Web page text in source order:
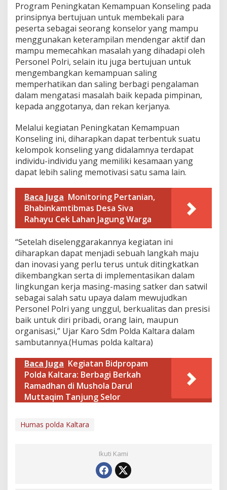
K
o
n
e
l
i
n
g
T
a
h
n
A
n
g
g
a
a
n
2
0
2
.
Program Peningkatan Kemampuan Konseling pada
prinsipnya bertujuan untuk membekali para
peserta sebagai seorang konselor yang mampu
menggunakan keterampilan mendengar aktif dan
mampu memecahkan masalah yang dihadapi oleh
Personel Polri, selain itu juga bertujuan untuk
mengembangkan kemampuan saling
memperhatikan dan saling berbagi pengalaman
dalam mengatasi masalah baik kepada pimpinan,
kepada anggotanya, dan rekan kerjanya.
Melalui kegiatan Peningkatan Kemampuan
Konseling ini, diharapkan dapat terbentuk suatu
kelompok konseling yang didalamnya terdapat
individu-individu yang memiliki kesamaan yang
dapat lebih saling memotivasi satu sama lain.
Baca Juga Monitoring Pertanian,
Bhabinkamtibmas Desa Siva
Rahayu Cek Lahan Jagung Warga
“Setelah diselenggarakannya kegiatan ini
diharapkan dapat menjadi sebuah langkah maju
dan inovasi yang perlu terus untuk ditingkatkan
dikembangkan serta di implementasikan dalam
lingkungan kerja masing-masing satker dan satwil
sebagai salah satu upaya dalam mewujudkan
Personel Polri yang unggul, berkualitas dan presisi
baik untuk diri pribadi, orang lain, maupun
organisasi,” Ujar Karo Sdm Polda Kaltara dalam
sambutannya.(Humas polda kaltara)
Baca Juga Kegiatan Bidpropam
Polda Kaltara: Berbagi Berkah
Ramadhan di Mushola Darul
Muttaqim Tanjung Selor
Humas polda Kaltara
Ikuti Kami